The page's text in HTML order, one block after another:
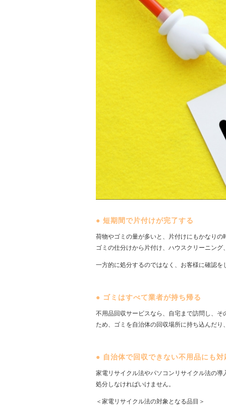
● 短期間で片付けが完了する
荷物やゴミの量が多いと、片付けにもかなり
ゴミの仕分けから片付け、ハウスクリーニン
一方的に処分するのではなく、お客様に確認
● ゴミはすべて業者が持ち帰る
不用品回収サービスなら、自宅まで訪問し、
ため、ゴミを自治体の回収場所に持ち込んだ
● 自治体で回収できない不用品にも対
家電リサイクル法やパソコンリサイクル法の
処分しなければいけません。
＜家電リサイクル法の対象となる品目＞